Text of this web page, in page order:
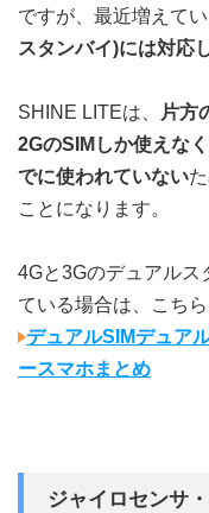
ですが、最近増えて
スタンバイ)には対応
SHINE LITEは、
片方
2GのSIMしか使えな
でに使われていない
ことになります。
4Gと3Gのデュアルス
ている場合は、こち
デュアルSIMデュア
ースマホまとめ
ジャイロセンサ